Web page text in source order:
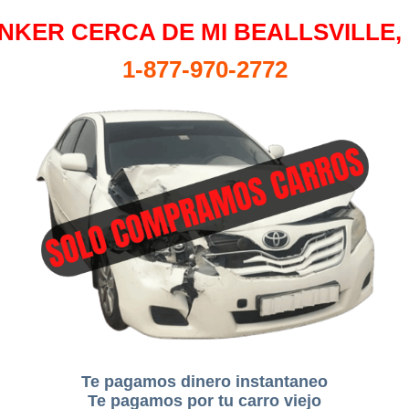
CERCA DE MI BEALLSVILLE,
1-877-970-2772
Te pagamos dinero instantaneo
Te pagamos por tu carro viejo